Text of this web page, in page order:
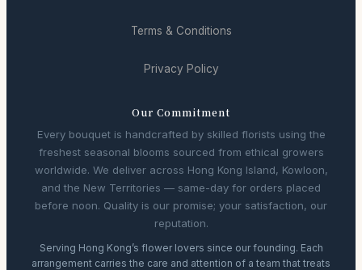
Terms & Conditions
Privacy Policy
Our Commitment
Every bouquet is handcrafted by skilled florists using the
freshest seasonal blooms sourced from ethical growers
worldwide. We deliver across Hong Kong Island, Kowloon,
and the New Territories — same-day for orders placed
before noon. Quality is our promise; your satisfaction, our
reputation.
Serving Hong Kong’s flower lovers since our founding. Each
arrangement carries the care and attention of a team that treats